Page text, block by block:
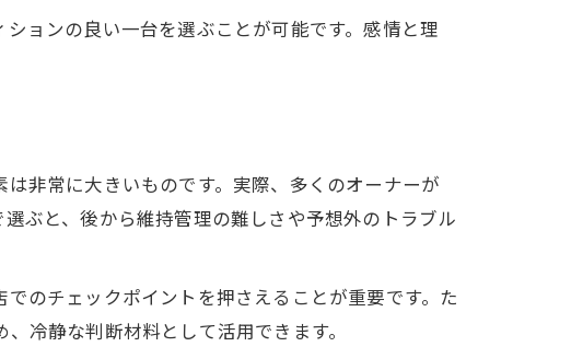
性
ョンの良い一台を選ぶことが可能です。感情と理
非常に大きいものです。実際、多くのオーナーが
ぶと、後から維持管理の難しさや予想外のトラブル
のチェックポイントを押さえることが重要です。た
冷静な判断材料として活用できます。